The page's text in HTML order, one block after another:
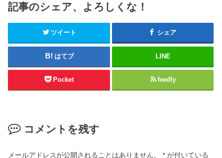
記事のシェア、よろしくな！
ツイート シェア
はてブ LINE
Pocket feedly
コメントを残す
メールアドレスが公開されることはありません。 * が付いている